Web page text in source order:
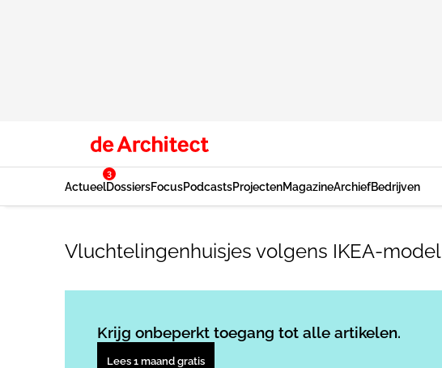
Actueel
3
DossiersFocusPodcastsProjectenMagazineArchiefBedrijven
Vluchtelingenhuisjes volgens IKEA-model
Krijg onbeperkt toegang tot alle artikelen.
Lees 1 maand gratis